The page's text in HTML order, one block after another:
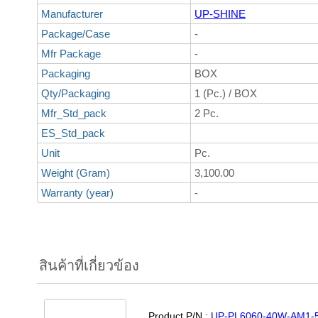
Manufacturer
UP-SHINE
Package/Case
-
Mfr Package
-
Packaging
BOX
Qty/Packaging
1 (Pc.) / BOX
Mfr_Std_pack
2 Pc.
ES_Std_pack
Unit
Pc.
Weight (Gram)
3,100.00
Warranty (year)
-
สินค้าที่เกี่ยวข้อง